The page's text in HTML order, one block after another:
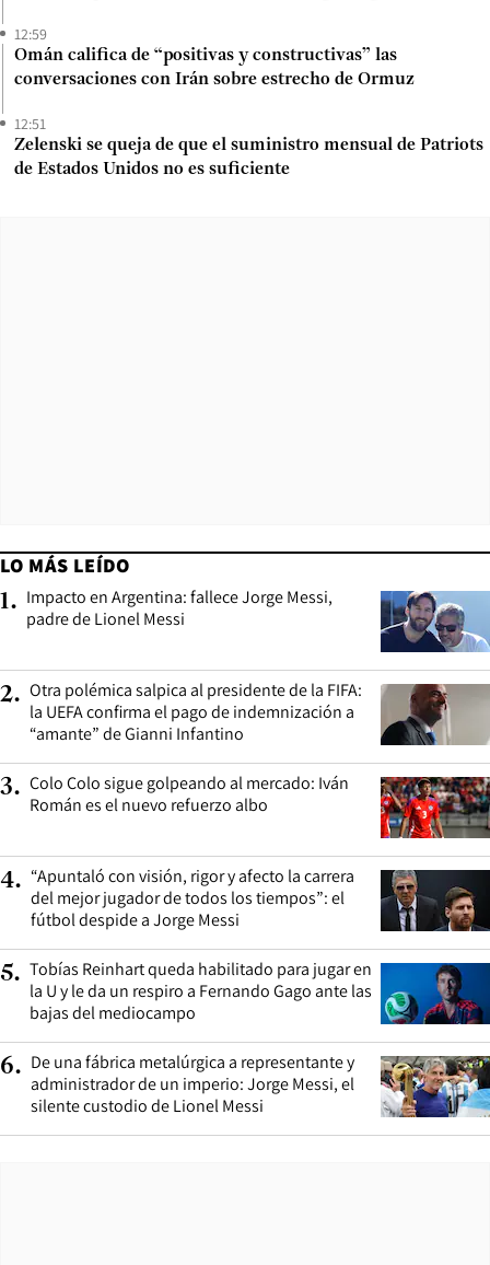
12:59
Omán califica de “positivas y constructivas” las
conversaciones con Irán sobre estrecho de Ormuz
12:51
Zelenski se queja de que el suministro mensual de Patriots
de Estados Unidos no es suficiente
LO MÁS LEÍDO
1. Impacto en Argentina: fallece Jorge Messi,
padre de Lionel Messi
2. Otra polémica salpica al presidente de la FIFA:
la UEFA confirma el pago de indemnización a
“amante” de Gianni Infantino
3. Colo Colo sigue golpeando al mercado: Iván
Román es el nuevo refuerzo albo
4. “Apuntaló con visión, rigor y afecto la carrera
del mejor jugador de todos los tiempos”: el
fútbol despide a Jorge Messi
5. Tobías Reinhart queda habilitado para jugar en
la U y le da un respiro a Fernando Gago ante las
bajas del mediocampo
6. De una fábrica metalúrgica a representante y
administrador de un imperio: Jorge Messi, el
silente custodio de Lionel Messi